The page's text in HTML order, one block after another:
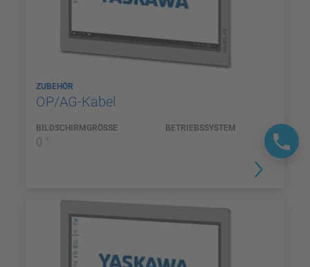
ZUBEHÖR
OP/AG-Kabel
BILDSCHIRMGRÖSSE
0 "
BETRIEBSSYSTEM